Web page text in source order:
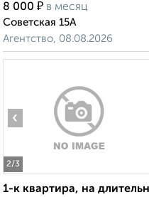
8 000 ₽ в месяц
Советская 15А
Агентство, 08.08.2026
2/3
‹
1-к квартира, на